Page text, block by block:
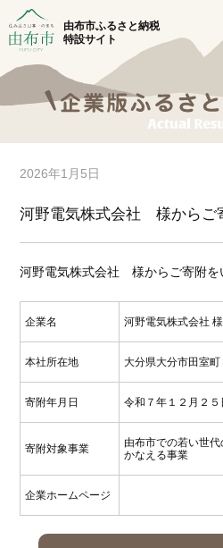
由布市ふるさと納税
特設サイト
2026年1月5日
河野電気株式会社 様からご
河野電気株式会社 様からご寄附を
企業名 河野電気株式会社 様
本社所在地 大分県大分市田室
寄附年月日 令和７年１２月２５
寄附対象事業
由布市での若い世
かなえる事業
企業ホームページ